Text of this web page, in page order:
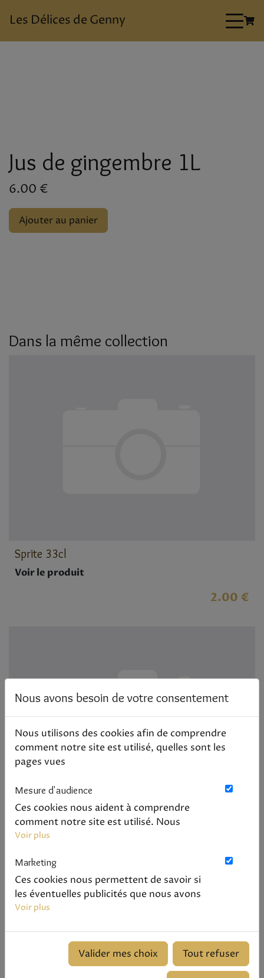
Les Délices de Genny
Jus de gingembre 1L
6.00 €
Ajouter au panier
Dans la même collection
Sprite 33cl
Voir le produit
2.00 €
Fanta 33cl
Voir le produit
2.00 €
Nous avons besoin de votre consentement
Nous utilisons des cookies afin de comprendre
comment notre site est utilisé, quelles sont les
pages vues
Mesure d'audience
Ces cookies nous aident à comprendre
comment notre site est utilisé. Nous
savons quelles pages sont les plus vues,
essentiels pour nous afin de vous offrir la
meilleure expérience possible.
Voir plus
Marketing
Ces cookies nous permettent de savoir si
les éventuelles publicités que nous avons
pu vous proposer ont été pertinentes.
Voir plus
Valider mes choix Tout refuser